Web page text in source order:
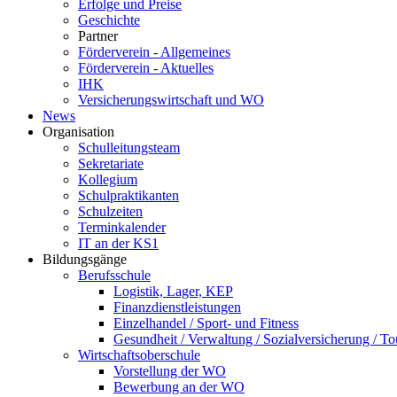
Erfolge und Preise
Geschichte
Partner
Förderverein - Allgemeines
Förderverein - Aktuelles
IHK
Versicherungswirtschaft und WO
News
Organisation
Schulleitungsteam
Sekretariate
Kollegium
Schulpraktikanten
Schulzeiten
Terminkalender
IT an der KS1
Bildungsgänge
Berufsschule
Logistik, Lager, KEP
Finanzdienstleistungen
Einzelhandel / Sport- und Fitness
Gesundheit / Verwaltung / Sozialversicherung /
Wirtschaftsoberschule
Vorstellung der WO
Bewerbung an der WO